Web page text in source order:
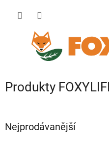
Produkty
Nejprodávanější